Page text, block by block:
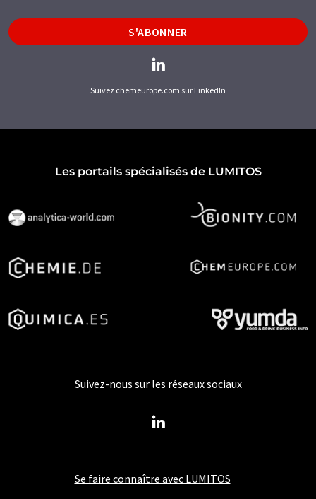
S'ABONNER
Suivez chemeurope.com sur LinkedIn
Les portails spécialisés de LUMITOS
Se faire connaître avec LUMITOS
Suivez-nous sur les réseaux sociaux